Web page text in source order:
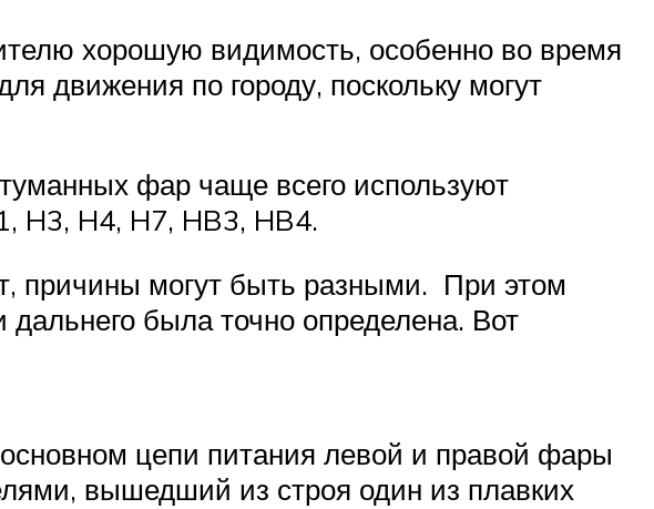
хорошую видимость, особенно во время
движения по городу, поскольку могут
фар чаще всего используют
H3, H4, H7, HB3, HB4.
причины могут быть разными. При этом
была точно определена. Вот
цепи питания левой и правой фары
вышедший из строя один из плавких